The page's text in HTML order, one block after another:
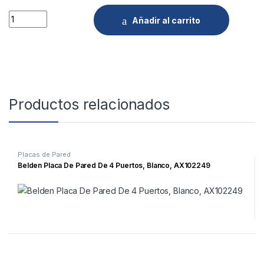
Quantity
Añadir al carrito
Productos relacionados
Placas de Pared
Belden Placa De Pared De 4 Puertos, Blanco, AX102249